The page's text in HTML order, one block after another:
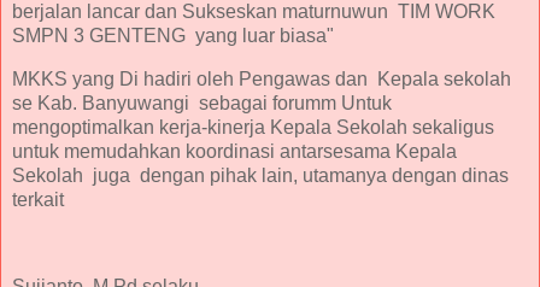
berjalan lancar dan Sukseskan maturnuwun TIM WORK
SMPN 3 GENTENG yang luar biasa"
MKKS yang Di hadiri oleh Pengawas dan Kepala sekolah
se Kab. Banyuwangi sebagai forumm Untuk
mengoptimalkan kerja-kinerja Kepala Sekolah sekaligus
untuk memudahkan koordinasi antarsesama Kepala
Sekolah juga dengan pihak lain, utamanya dengan dinas
terkait